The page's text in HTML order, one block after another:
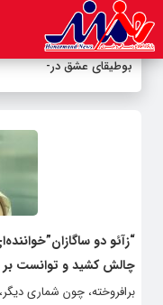
بوطیقای عشق در هزا-
“زآئو دو
چالش کشید و توانست بر
برافروخته، چون شماری